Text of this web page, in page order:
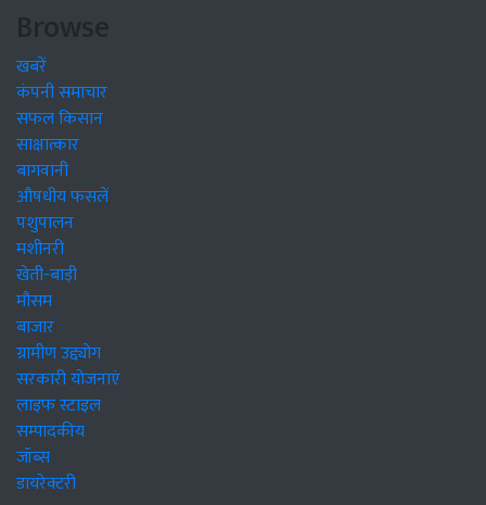
Browse
खबरें
कंपनी समाचार
सफल किसान
साक्षात्कार
बागवानी
औषधीय फसलें
पशुपालन
मशीनरी
खेती-बाड़ी
मौसम
बाजार
ग्रामीण उद्द्योग
सरकारी योजनाएं
लाइफ स्टाइल
सम्पादकीय
जॉब्स
डायरेक्टरी